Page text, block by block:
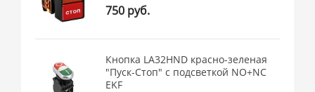
750 руб.
Кнопка LA32HND красно-зеленая
"Пуск-Стоп" с подсветкой NO+NC
EKF